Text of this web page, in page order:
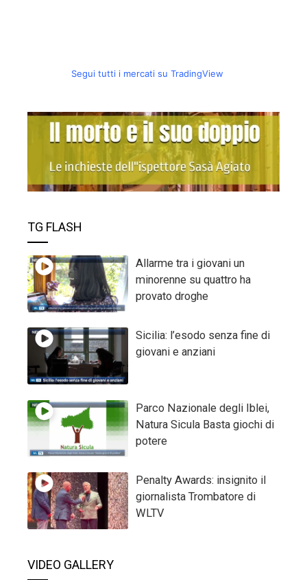
Segui tutti i mercati su TradingView
TG FLASH
Allarme tra i giovani un
minorenne su quattro ha
provato droghe
Sicilia: l’esodo senza fine di
giovani e anziani
Parco Nazionale degli Iblei,
Natura Sicula Basta giochi di
potere
Penalty Awards: insignito il
giornalista Trombatore di
WLTV
VIDEO GALLERY